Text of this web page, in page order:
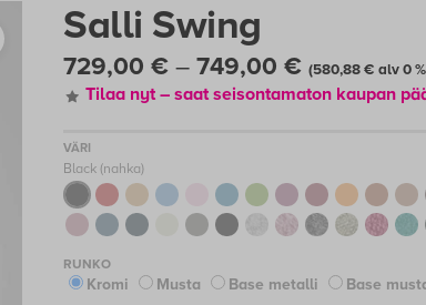
Salli Swing
729,00 € – 749,00 €
729,00 €
(580,88€ alv 0
Tilaa nyt – saat seisontamaton kaupan
Black (nahka)
Kromi Musta Base metalli Base